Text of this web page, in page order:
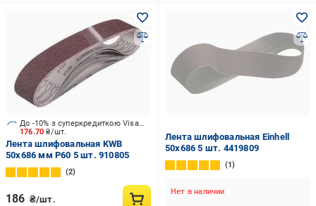
176.70₴/шт.
До -10% з суперкредиткою Visa Вигода
Лента шлифовальная KWB
50х686 мм P60 5 шт. 910805
2
186 ₴/шт.
Лента шлифовальная Einhell
50х686 5 шт. 4419809
1
Нет в наличии